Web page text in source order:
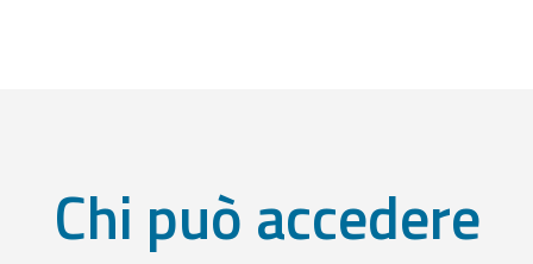
Chi può accedere